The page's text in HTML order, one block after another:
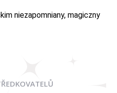
niezapomniany, magiczny